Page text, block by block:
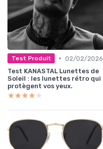
Test Produit • 02/02/2026
Test KANASTAL Lunettes de
Soleil : les lunettes rétro qui
protègent vos yeux.
★★★★★
★★★★★